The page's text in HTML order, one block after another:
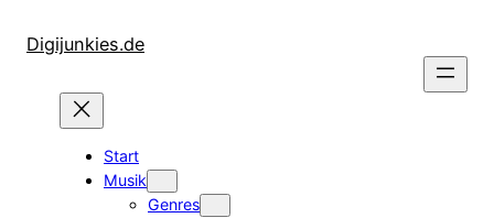
InhaltDigijunkies.de
Start
Musik
Genres